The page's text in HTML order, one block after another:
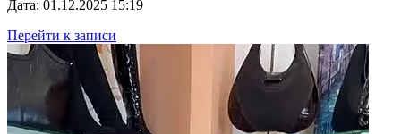
Дата: 01.12.2025 15:19
Перейти к записи